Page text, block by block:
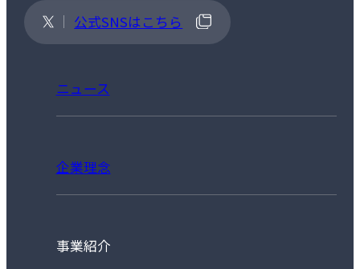
公式SNSはこちら
ニュース
企業理念
事業紹介